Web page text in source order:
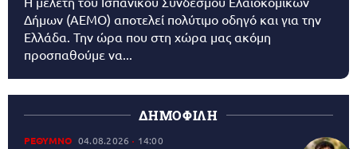
Δήμων (AEMO) αποτελεί πολύτιμο οδηγό και για την
Ελλάδα. Την ώρα που στη χώρα μας ακόμη
προσπαθούμε να...
ΔΗΜΟΦΙΛΗ
ΡΕΘΥΜΝΟ 04.08.2026 14:00